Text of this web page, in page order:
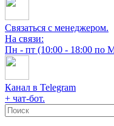
Связаться с менеджером.
На связи:
Пн - пт (10:00 - 18:00 по
Канал в Telegram
+ чат-бот.